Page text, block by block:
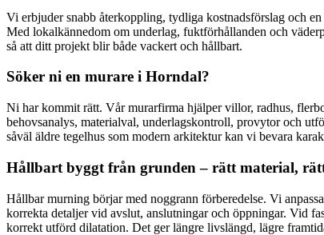
Vi erbjuder snabb återkoppling, tydliga kostnadsförslag och
Med lokalkännedom om underlag, fuktförhållanden och
så att ditt projekt blir både vackert och hållbart.
Söker ni en murare i Horndal?
Ni har kommit rätt. Vår murarfirma hjälper villor, radhus,
behovsanalys, materialval, underlagskontroll, provytor och
såväl äldre tegelhus som modern arkitektur kan vi bevara
Hållbart byggt från grunden – rätt material,
Hållbar murning börjar med noggrann förberedelse. Vi
korrekta detaljer vid avslut, anslutningar och öppningar. Vid
korrekt utförd dilatation. Det ger längre livslängd, lägre